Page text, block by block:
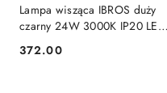
Lampa wisząca IBROS duży
czarny 24W 3000K IP20 LED
Cena:
372.00